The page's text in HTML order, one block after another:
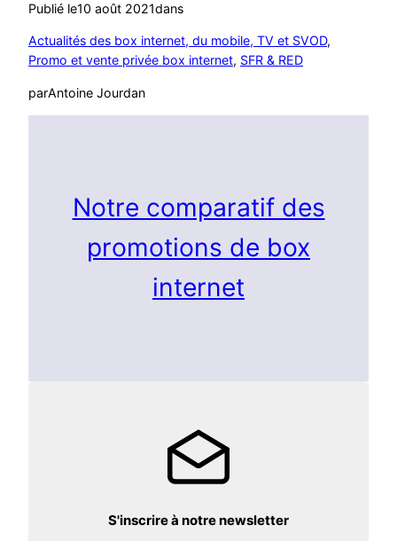
Publié le10 août 2021dans
Actualités des box internet, du mobile, TV et SVOD
Promo et vente privée box internet, SFR & RED
parAntoine Jourdan
Notre comparatif des
promotions de box
internet
S'inscrire à notre newsletter